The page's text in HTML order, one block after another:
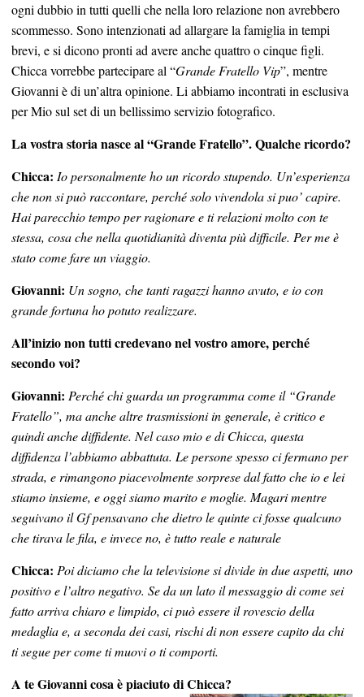
ogni dubbio in tutti quelli che nella loro relazione non avrebbero
scommesso. Sono intenzionati ad allargare la famiglia in tempi
brevi, e si dicono pronti ad avere anche quattro o cinque figli.
Chicca vorrebbe partecipare al “Grande Fratello Vip”, mentre
Giovanni è di un’altra opinione. Li abbiamo incontrati in esclusiva
per Mio sul set di un bellissimo servizio fotografico.
La vostra storia nasce al “Grande Fratello”. Qualche ricordo?
Chicca: Io personalmente ho un ricordo stupendo. Un’esperienza
che non si può raccontare, perché solo vivendola si puo’ capire.
Hai parecchio tempo per ragionare e ti relazioni molto con te
stessa, cosa che nella quotidianità diventa più difficile. Per me è
stato come fare un viaggio.
Giovanni: Un sogno, che tanti ragazzi hanno avuto, e io con
grande fortuna ho potuto realizzare.
All’inizio non tutti credevano nel vostro amore, perché
secondo voi?
Giovanni: Perché chi guarda un programma come il “Grande
Fratello”, ma anche altre trasmissioni in generale, è critico e
quindi anche diffidente. Nel caso mio e di Chicca, questa
diffidenza l’abbiamo abbattuta. Le persone spesso ci fermano per
strada, e rimangono piacevolmente sorprese dal fatto che io e lei
stiamo insieme, e oggi siamo marito e moglie. Magari mentre
seguivano il Gf pensavano che dietro le quinte ci fosse qualcuno
che tirava le fila, e invece no, è tutto reale e naturale
Chicca: Poi diciamo che la televisione si divide in due aspetti, uno
positivo e l’altro negativo. Se da un lato il messaggio di come sei
fatto arriva chiaro e limpido, ci può essere il rovescio della
medaglia e, a seconda dei casi, rischi di non essere capito da chi
ti segue per come ti muovi o ti comporti.
A te Giovanni cosa è piaciuto di Chicca?